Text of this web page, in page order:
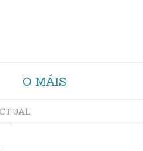
O MÁIS